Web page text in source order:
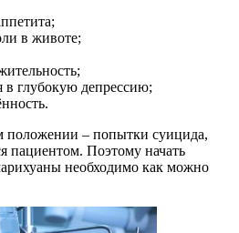
в животе;
в глубокую депрессию;
положении – попытки суицида,
пациентом. Поэтому начать
необходимо как можно